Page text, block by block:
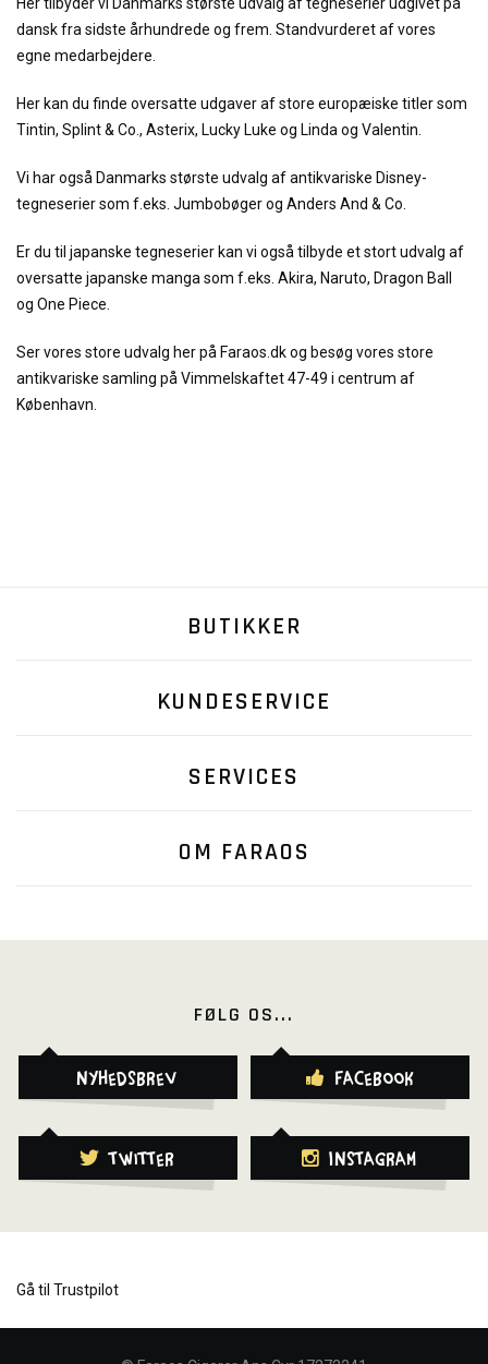
Her tilbyder vi Danmarks største udvalg af tegneserier udgivet på
dansk fra sidste århundrede og frem. Standvurderet af vores
egne medarbejdere.
Her kan du finde oversatte udgaver af store europæiske titler som
Tintin, Splint & Co., Asterix, Lucky Luke og Linda og Valentin.
Vi har også Danmarks største udvalg af antikvariske Disney-
tegneserier som f.eks. Jumbobøger og Anders And & Co.
Er du til japanske tegneserier kan vi også tilbyde et stort udvalg af
oversatte japanske manga som f.eks. Akira, Naruto, Dragon Ball
og One Piece.
Ser vores store udvalg her på Faraos.dk og besøg vores store
antikvariske samling på Vimmelskaftet 47-49 i centrum af
København.
BUTIKKER
KUNDESERVICE
SERVICES
OM FARAOS
FØLG OS...
Nyhedsbrev Facebook
Twitter Instagram
Gå til Trustpilot